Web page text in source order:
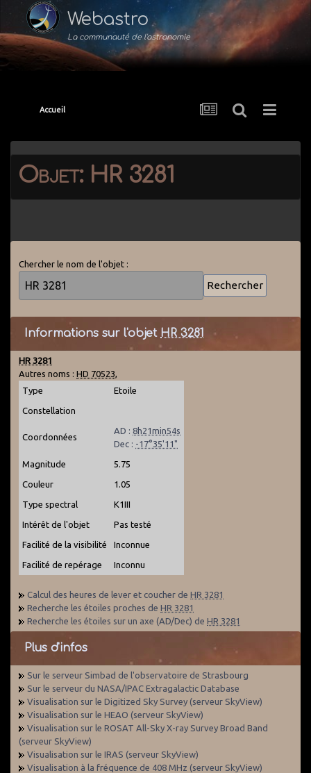
Webastro
La communauté de l'astronomie
Accueil
Objet: HR 3281
Chercher le nom de l'objet :
Informations sur l'objet HR 3281
HR 3281
Autres noms : HD 70523,
Type
Etoile
Constellation
Coordonnées
AD : 8h21min54s
Dec : -17°35'11"
Magnitude 5.75
Couleur 1.05
Type spectral K1III
Intérêt de l'objet Pas testé
Facilité de la visibilité Inconnue
Facilité de repérage Inconnu
Calcul des heures de lever et coucher de HR 3281
Recherche les étoiles proches de HR 3281
Recherche les étoiles sur un axe (AD/Dec) de HR 3281
Plus d'infos
Sur le serveur Simbad de l'observatoire de Strasbourg
Sur le serveur du NASA/IPAC Extragalactic Database
Visualisation sur le Digitized Sky Survey (serveur SkyView)
Visualisation sur le HEAO (serveur SkyView)
Visualisation sur le ROSAT All-Sky X-ray Survey Broad Band
(serveur SkyView)
Visualisation sur le IRAS (serveur SkyView)
Visualisation à la fréquence de 408 MHz (serveur SkyView)